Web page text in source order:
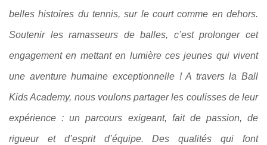
belles histoires du tennis, sur le court comme en dehors.
Soutenir les ramasseurs de balles, c’est prolonger cet
engagement en mettant en lumière ces jeunes qui vivent
une aventure humaine exceptionnelle ! A travers la Ball
Kids Academy, nous voulons partager les coulisses de leur
expérience : un parcours exigeant, fait de passion, de
rigueur et d’esprit d’équipe. Des qualités qui font